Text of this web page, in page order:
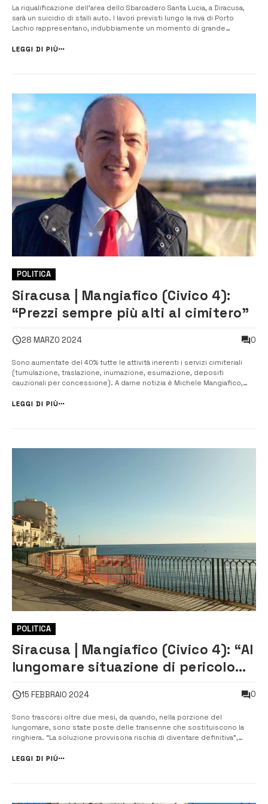
La riqualificazione dell’area dello Sbarcadero Santa Lucia, a Diracusa,
sarà un suicidio di stalli auto. I lavori previsti lungo la riva di Porto
Lachio rappresentano, indubbiamente un momento di grande
prevede un piano alternativo per compensare la perdita dei posti
LEGGI DI PIÙ
POLITICA
Siracusa | Mangiafico (Civico 4):
“Prezzi sempre più alti al cimitero”
28 MARZO 2024 0
Sono aumentate del 40% tutte le attività inerenti i servizi cimiteriali
(tumulazione, traslazione, inumazione, esumazione, depositi
cauzionali per concessione). A darne notizia è Michele Mangiafico,
municipale numero 30 dello scorso 15 marzo. I costi sono stati rialzati
LEGGI DI PIÙ
POLITICA
Siracusa | Mangiafico (Civico 4): “Al
lungomare situazione di pericolo
15 FEBBRAIO 2024 0
Sono trascorsi oltre due mesi, da quando, nella porzione del
lungomare, sono state poste delle transenne che sostituiscono la
ringhiera. “La soluzione provvisoria rischia di diventare definitiva”,
scorsa settimana in via Mineo, a seguito della nostra denuncia del 16
LEGGI DI PIÙ